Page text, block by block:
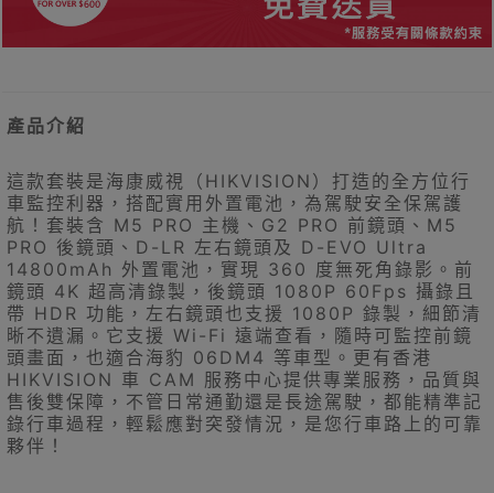
產品介紹
這款套裝是海康威視（HIKVISION）打造的全方位行
車監控利器，搭配實用外置電池，為駕駛安全保駕護
航！套裝含 M5 PRO 主機、G2 PRO 前鏡頭、M5
PRO 後鏡頭、D-LR 左右鏡頭及 D-EVO Ultra
14800mAh 外置電池，實現 360 度無死角錄影。前
鏡頭 4K 超高清錄製，後鏡頭 1080P 60Fps 攝錄且
帶 HDR 功能，左右鏡頭也支援 1080P 錄製，細節清
晰不遺漏。它支援 Wi-Fi 遠端查看，隨時可監控前鏡
頭畫面，也適合海豹 06DM4 等車型。更有香港
HIKVISION 車 CAM 服務中心提供專業服務，品質與
售後雙保障，不管日常通勤還是長途駕駛，都能精準記
錄行車過程，輕鬆應對突發情況，是您行車路上的可靠
夥伴！